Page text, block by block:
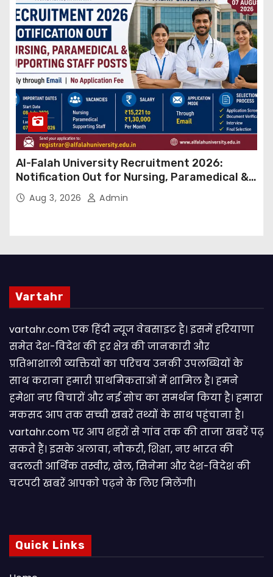
Al-Falah University Recruitment 2026:
Notification Out for Nursing, Paramedical &
Supporting Staff Posts, Apply Through Email
Aug 3, 2026 Admin
Vartahr
vartahr.com एक हिंदी न्यूज वेबसाइट है। इसमें हरियाणा
समेत देश-विदेश की हर क्षेत्र की जानकारी और
प्रतिभाशाली व्यक्तियों का परिचय उनकी उपलब्धियों के
साथ कराना हमारी प्राथमिकताओं में शामिल है। हमने
हमेशा नए विचारों और नई सोच का समर्थन किया है। हमारा
मकसद आप तक सच्ची खबरें तथ्यों के साथ पहुंचाना है।
vartahr.com पर आप शहरों से गांव तक की ताजा खबरें पढ़
सकते हैं। इसके अलावा, नौकरी, शिक्षा, नए भारत की
बदलती आर्थिक तस्वीर, खेल, सिनेमा और देश-विदेश की
चटपटी खबरें आपकाे पढ़ने के लिए मिलेंगी।
Quick Links